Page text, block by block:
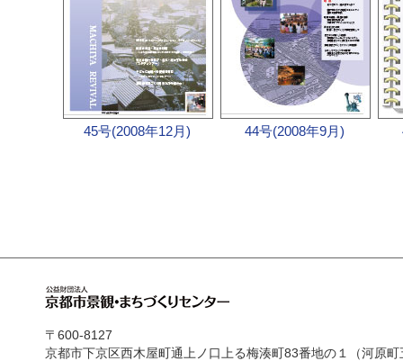
45号(2008年12月) 44号(2008年9月)
〒600-8127
京都市下京区西木屋町通上ノ口上る梅湊町83番地の１（河原